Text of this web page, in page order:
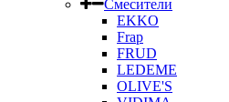
Смесители
EKKO
Frap
FRUD
LEDEME
OLIVE'S